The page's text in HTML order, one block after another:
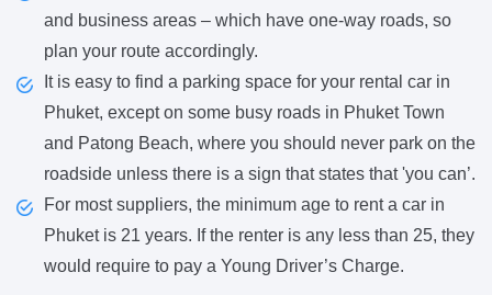
and business areas – which have one-way roads, so
plan your route accordingly.
It is easy to find a parking space for your rental car in
Phuket, except on some busy roads in Phuket Town
and Patong Beach, where you should never park on the
roadside unless there is a sign that states that 'you can’.
For most suppliers, the minimum age to rent a car in
Phuket is 21 years. If the renter is any less than 25, they
would require to pay a Young Driver’s Charge.